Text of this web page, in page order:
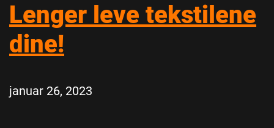
Lenger leve tekstilene
dine!
januar 26, 2023